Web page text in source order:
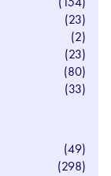
(23)
(2)
(23)
(80)
(33)
(49)
(298)